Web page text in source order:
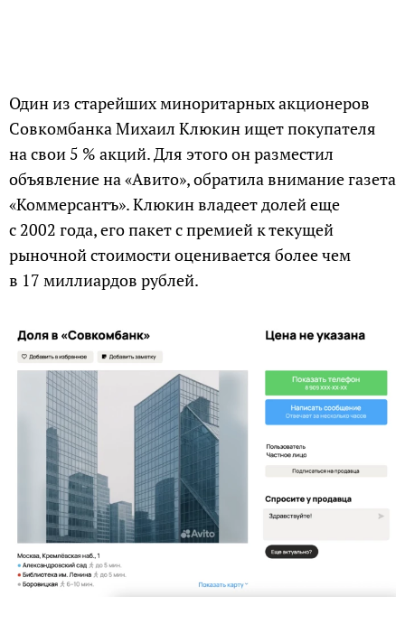
Один из старейших миноритарных акционеров
Совкомбанка Михаил Клюкин ищет покупателя
на свои 5 % акций. Для этого он разместил
объявление на «Авито», обратила внимание газета
«Коммерсантъ». Клюкин владеет долей еще
с 2002 года, его пакет с премией к текущей
рыночной стоимости оценивается более чем
в 17 миллиардов рублей.